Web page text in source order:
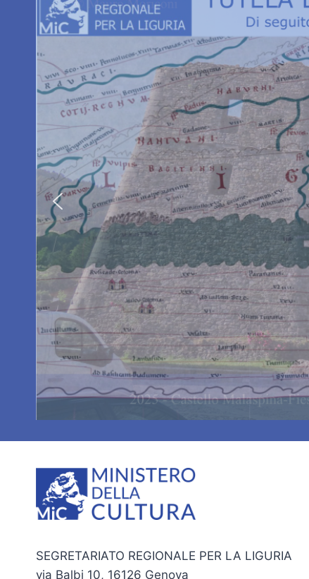
SEGRETARIATO REGIONALE PER LA LIGURIA
via Balbi 10, 16126 Genova